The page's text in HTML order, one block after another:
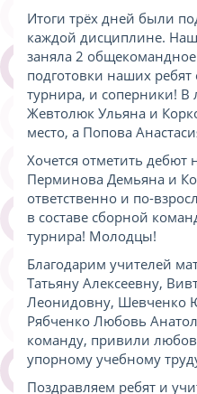
Итоги трёх дней были
каждой дисциплине.
заняла 2
подготовки наших
турнира, и соперники!
Жевтолюк Ульяна и
место, а Попова
Хочется отметить
Перминова Демьяна и
ответственно и по-
в составе сборной
турнира! Молодцы!
Благодарим учителей
Татьяну Алексеевну,
Леонидовну,
Рябченко Любовь
команду, привили
упорному учебному
Поздравляем ребят и